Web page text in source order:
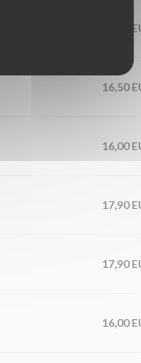
16,90
16,50
16,00
17,90
17,90
16,00